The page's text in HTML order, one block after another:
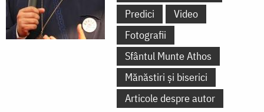
Predici
Video
Fotografii
Sfântul Munte Athos
Mănăstiri și biserici
Articole despre autor